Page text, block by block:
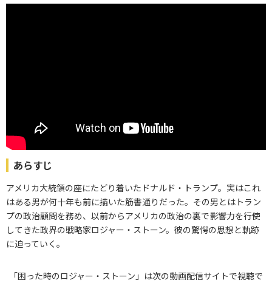
あらすじ
アメリカ大統領の座にたどり着いたドナルド・トランプ。実はこれ
はある男が何十年も前に描いた筋書通りだった。その男とはトラン
プの政治顧問を務め、以前からアメリカの政治の裏で影響力を行使
してきた政界の戦略家ロジャー・ストーン。彼の驚愕の思想と軌跡
に迫っていく。
「困った時のロジャー・ストーン」は次の動画配信サイトで視聴で